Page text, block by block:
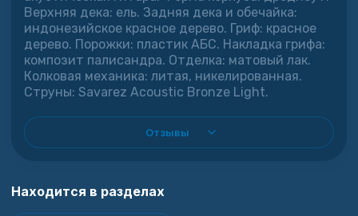
Верхняя дека: ель. Задняя дека и обечайка:
индонезийское красное дерево. Гриф: красное
дерево. Порожки: пластик АБС. Накладка грифа:
композит палисандра. Отделка: матовый лак.
Колковая механика: литая, никелированная.
Струны: Savarez Acoustic Bronze Light.
Отзывы
Находится в разделах